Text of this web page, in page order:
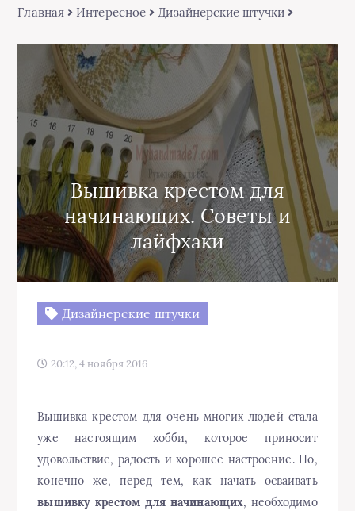
Главная Интересное Дизайнерские штучки
Вышивка крестом для
начинающих. Советы и
лайфхаки
Дизайнерские штучки
20:12, 4 ноября 2016
Вышивка крестом для очень многих людей стала
уже настоящим хобби, которое приносит
удовольствие, радость и хорошее настроение. Но,
конечно же, перед тем, как начать осваивать
вышивку крестом для начинающих, необходимо